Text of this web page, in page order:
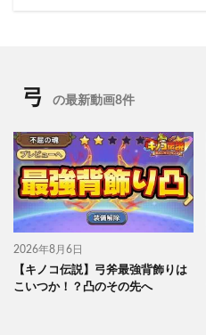
弓 の最新動画8件
2026年8月6日
【キノコ伝説】弓斧最強背飾りは
こいつか！？凸のその先へ